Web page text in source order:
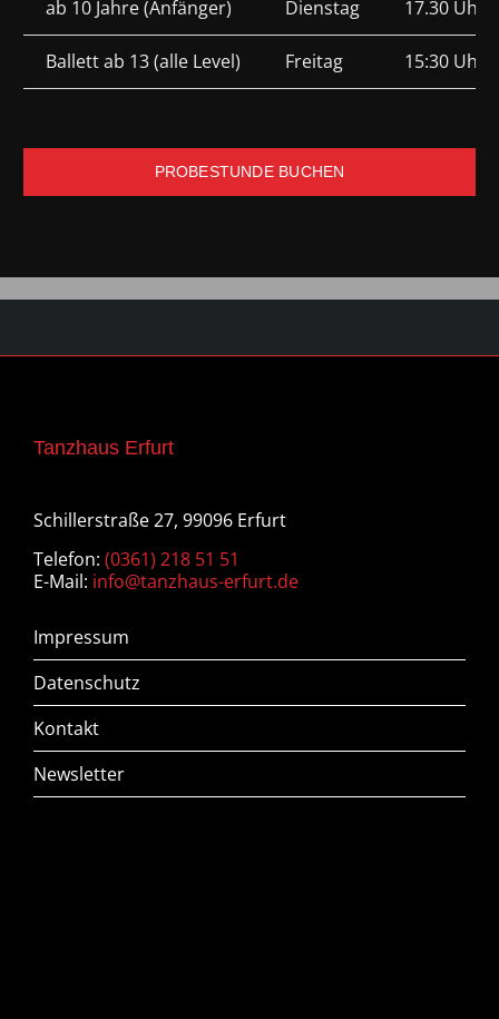
ab 10 Jahre (Anfänger) Dienstag 17.30 Uhr
Ballett ab 13 (alle Level) Freitag 15:30 Uhr
PROBESTUNDE BUCHEN
Tanzhaus Erfurt
Schillerstraße 27, 99096 Erfurt
Telefon: (0361) 218 51 51
E-Mail: info@tanzhaus-erfurt.de
Impressum
Datenschutz
Kontakt
Newsletter